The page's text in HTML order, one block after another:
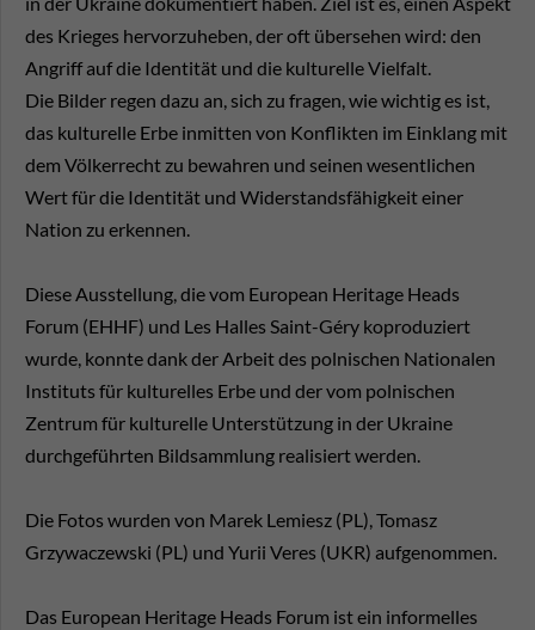
des Krieges hervorzuheben, der oft übersehen wird: den
Angriff auf die Identität und die kulturelle Vielfalt.
Die Bilder regen dazu an, sich zu fragen, wie wichtig es ist,
das kulturelle Erbe inmitten von Konflikten im Einklang mit
dem Völkerrecht zu bewahren und seinen wesentlichen
Wert für die Identität und Widerstandsfähigkeit einer
Nation zu erkennen.
Diese Ausstellung, die vom European Heritage Heads
Forum (EHHF) und Les Halles Saint-Géry koproduziert
wurde, konnte dank der Arbeit des polnischen Nationalen
Instituts für kulturelles Erbe und der vom polnischen
Zentrum für kulturelle Unterstützung in der Ukraine
durchgeführten Bildsammlung realisiert werden.
Die Fotos wurden von Marek Lemiesz (PL), Tomasz
Grzywaczewski (PL) und Yurii Veres (UKR) aufgenommen.
Das European Heritage Heads Forum ist ein informelles